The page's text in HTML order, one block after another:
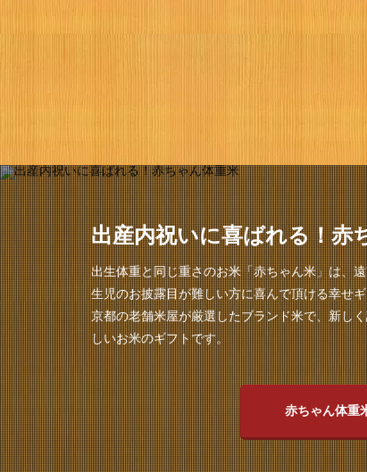
出産内祝いに喜ばれる！赤
出生体重と同じ重さのお米「赤ちゃん米」は、
生児のお披露目が難しい方に喜んで頂ける幸せ
京都の老舗米屋が厳選したブランド米で、新し
しいお米のギフトです。
赤ちゃん体重